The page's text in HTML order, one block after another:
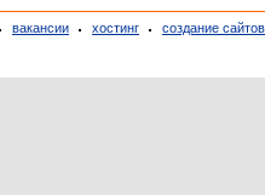
вакансии хостинг создание сайтов